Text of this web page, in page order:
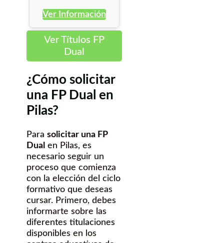
Ver Información
Ver Títulos FP
Dual
¿Cómo solicitar
una FP Dual en
Pilas?
Para solicitar una FP
Dual en Pilas, es
necesario seguir un
proceso que comienza
con la elección del ciclo
formativo que deseas
cursar. Primero, debes
informarte sobre las
diferentes titulaciones
disponibles en los